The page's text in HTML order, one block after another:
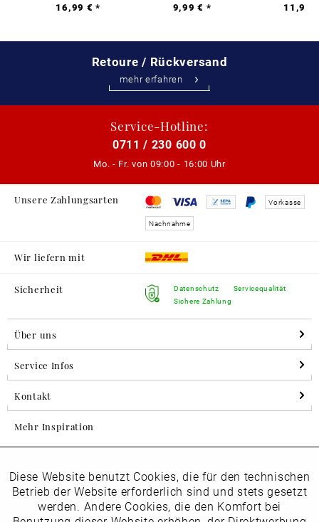
16,99 € *
9,99 € *
11,99
Retoure / Rückversand
mehr erfahren
Service-Hotline:
0711 / 230 600 0
Mo. - Fr. von 09:00 - 16:00 Uhr
Unsere Zahlungsarten Vorkasse
Nachnahme
Wir liefern mit
Sicherheit
Datenschutz
Sichere Zahlung
Servicequalität
Über uns
Service Infos
Kontakt
Mehr Inspiration
Folgen Sie uns auf Instagram
horsch_schuhe
Funktionale Aktiv
Diese Website benutzt Cookies, die für den technischen
Betrieb der Website erforderlich sind und stets gesetzt
werden. Andere Cookies, die den Komfort bei